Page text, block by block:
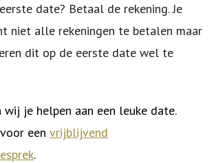
date? Betaal de rekening. Je
niet alle rekeningen te betalen maar
dit op de eerste date wel te
je helpen aan een leuke date.
een vrijblijvend
.